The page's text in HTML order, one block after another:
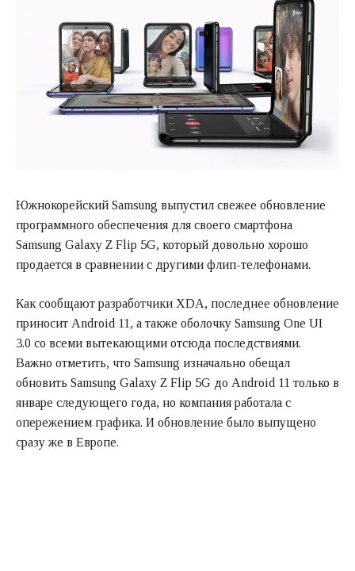
Южнокорейский Samsung выпустил свежее обновление
программного обеспечения для своего смартфона
Samsung Galaxy Z Flip 5G, который довольно хорошо
продается в сравнении с другими флип-телефонами.
Как сообщают разработчики XDA, последнее обновление
приносит Android 11, а также оболочку Samsung One UI
3.0 со всеми вытекающими отсюда последствиями.
Важно отметить, что Samsung изначально обещал
обновить Samsung Galaxy Z Flip 5G до Android 11 только в
январе следующего года, но компания работала с
опережением графика. И обновление было выпущено
сразу же в Европе.